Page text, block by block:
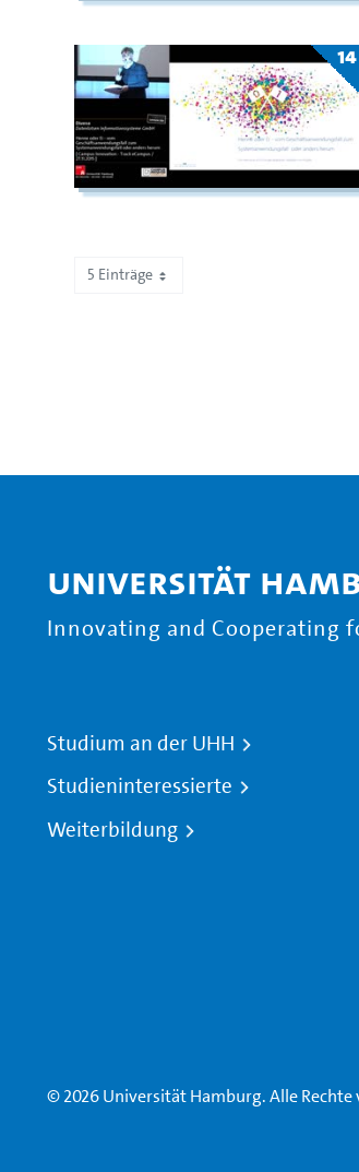
14
5 Einträge
Universität
Innovating and Cooperating
Studium an der UHH
Studieninteressierte
Weiterbildung
© 2026 Universität Hamburg. Alle